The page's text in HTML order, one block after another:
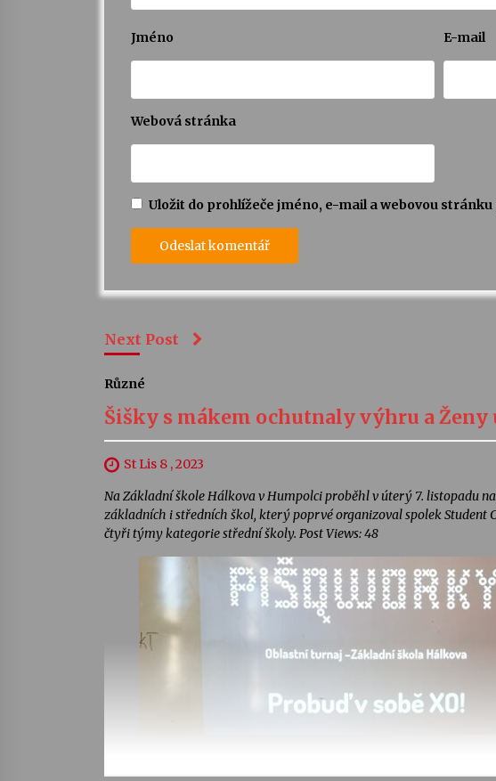
Jméno E-mail
Webová stránka
Uložit do prohlížeče jméno, e-mail a webovou
Next Post
Různé
Šišky s mákem ochutnaly výhru a
St Lis 8 , 2023
Na Základní škole Hálkova v Humpolci proběhl v úterý 7. listopadu
základních i středních škol, který poprvé organizoval spolek Student
čtyři týmy kategorie střední školy. Post Views: 48